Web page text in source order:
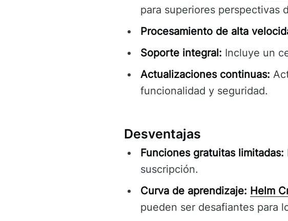
para superiores perspectivas
Procesamiento de alta
Soporte integral: Incluye un
Actualizaciones continuas:
funcionalidad y seguridad.
Desventajas
Funciones gratuitas limitadas:
suscripción.
Curva de aprendizaje: Helm
pueden ser desafiantes para